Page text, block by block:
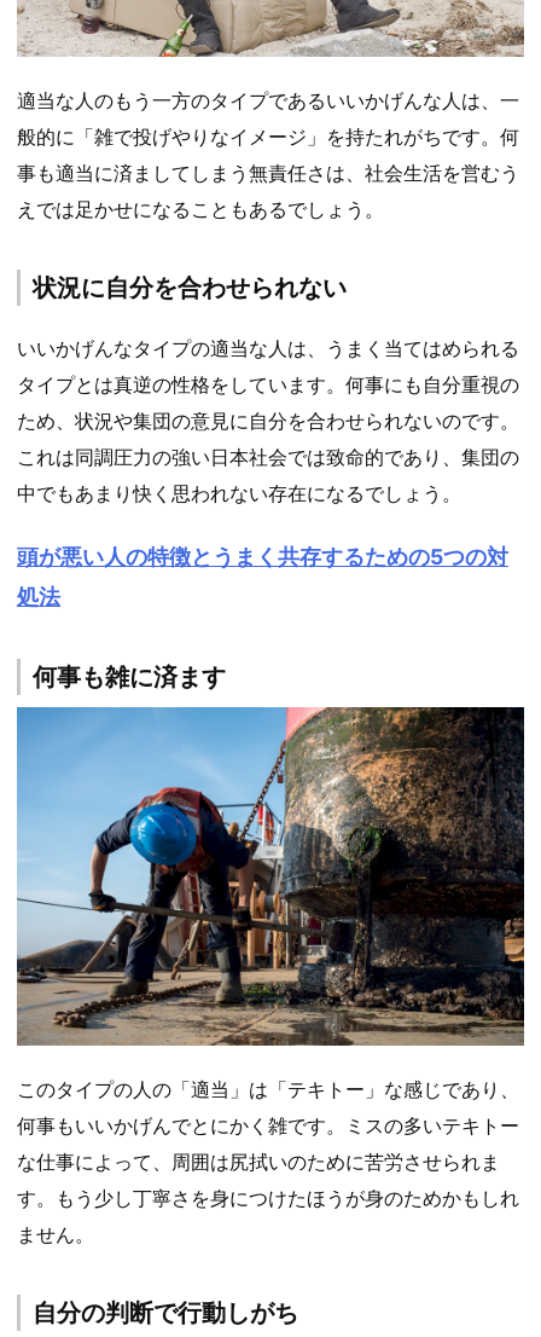
適当な人のもう一方のタイプであるいいかげんな人は、一
般的に「雑で投げやりなイメージ」を持たれがちです。何
事も適当に済ましてしまう無責任さは、社会生活を営むう
えでは足かせになることもあるでしょう。
状況に自分を合わせられない
いいかげんなタイプの適当な人は、うまく当てはめられる
タイプとは真逆の性格をしています。何事にも自分重視の
ため、状況や集団の意見に自分を合わせられないのです。
これは同調圧力の強い日本社会では致命的であり、集団の
中でもあまり快く思われない存在になるでしょう。
頭が悪い人の特徴とうまく共存するための5つの対
処法
何事も雑に済ます
このタイプの人の「適当」は「テキトー」な感じであり、
何事もいいかげんでとにかく雑です。ミスの多いテキトー
な仕事によって、周囲は尻拭いのために苦労させられま
す。もう少し丁寧さを身につけたほうが身のためかもしれ
ません。
自分の判断で行動しがち